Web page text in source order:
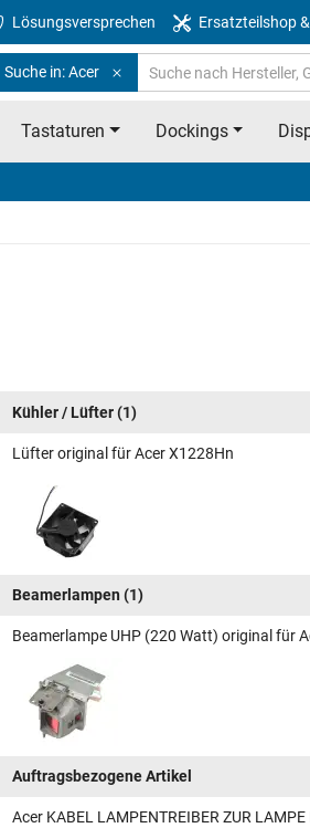
Lösungsversprechen Ersatzteilshop
Suche in: Acer
Tastaturen Dockings
Kühler / Lüfter(1)
Lüfter original für Acer X1228Hn
Beamerlampen (1)
Beamerlampe UHP (220 Watt) original für
Auftragsbezogene Artikel
Acer KABEL LAMPENTREIBER ZUR